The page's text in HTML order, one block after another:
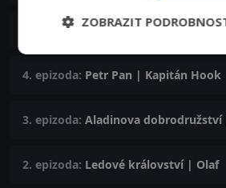
5. epizoda: Encanto | Mirabel
4. epizoda: Petr Pan | Kapitán Hook
3. epizoda: Aladinova dobrodružství
2. epizoda: Ledové království | Olaf
ZOBRAZIT